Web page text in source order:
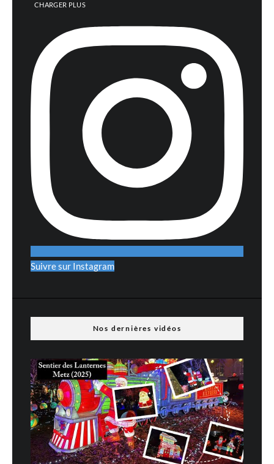
CHARGER PLUS
Suivre sur Instagram
Nos dernières vidéos